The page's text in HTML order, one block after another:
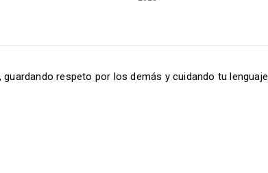
respeto por los demás y cuidando tu lenguaje